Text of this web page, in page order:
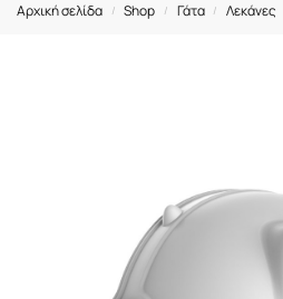
Αρχική σελίδα / Shop / Γάτα / Λεκάνες